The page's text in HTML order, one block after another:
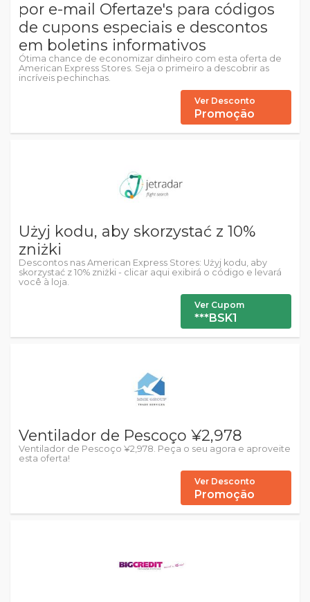
por e-mail Ofertaze's para códigos
de cupons especiais e descontos
em boletins informativos
Ótima chance de economizar dinheiro com esta oferta de
American Express Stores. Seja o primeiro a descobrir as
incríveis pechinchas.
Ver Desconto
Promoção
Użyj kodu, aby skorzystać z 10%
zniżki
Descontos nas American Express Stores: Użyj kodu, aby
skorzystać z 10% zniżki - clicar aqui exibirá o código e levará
você à loja.
Ver Cupom
***BSK1
Ventilador de Pescoço ¥2,978
Ventilador de Pescoço ¥2,978. Peça o seu agora e aproveite
esta oferta!
Ver Desconto
Promoção